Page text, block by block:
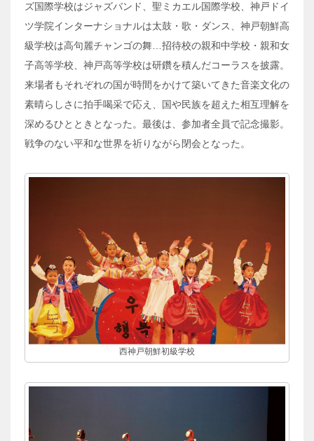
ズ国際学校はジャズバンド、聖ミカエル国際学校、神戸ドイ
ツ学院インターナショナルは太鼓・歌・ダンス、神戸朝鮮高
級学校は高句麗チャンゴの舞…招待校の親和中学校・親和女
子高等学校、神戸高等学校は研鑽を積んだコーラスを披露。
来場者もそれぞれの国が時間をかけて築いてきた音楽文化の
素晴らしさに拍手喝采で応え、国や民族を超えた相互理解を
深めるひとときとなった。最後は、参加者全員で記念撮影。
戦争のない平和な世界を祈りながら閉会となった。
西神戸朝鮮初級学校